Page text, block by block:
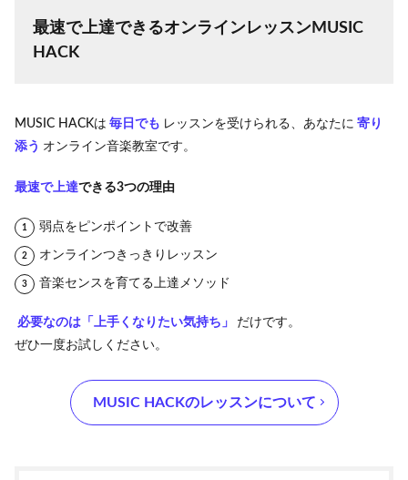
最速で上達できるオンラインレッスンMUSIC
HACK
MUSIC HACKは 毎日でも レッスンを受けられる、あなたに 寄り
添う オンライン音楽教室です。
最速で上達できる3つの理由
弱点をピンポイントで改善
オンラインつきっきりレッスン
音楽センスを育てる上達メソッド
必要なのは「上手くなりたい気持ち」
だけです。
ぜひ一度お試しください。
‪MUSIC HACK‬のレッスンについて